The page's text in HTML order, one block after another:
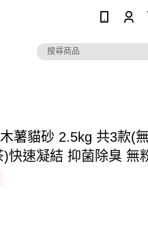
薯貓砂 2.5kg 共3款(
快速凝結 抑菌除臭 無